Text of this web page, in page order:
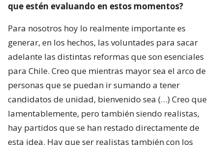
que estén evaluando en estos momentos?
Para nosotros hoy lo realmente importante es
generar, en los hechos, las voluntades para sacar
adelante las distintas reformas que son esenciales
para Chile. Creo que mientras mayor sea el arco de
personas que se puedan ir sumando a tener
candidatos de unidad, bienvenido sea (…) Creo que
lamentablemente, pero también siendo realistas,
hay partidos que se han restado directamente de
esta idea. Hay que ser realistas también con los